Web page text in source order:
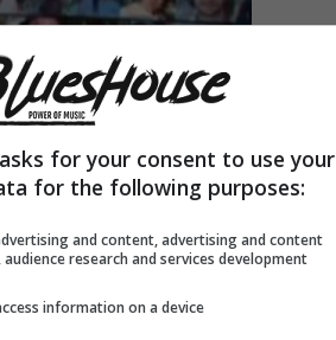
for your consent to use your
for the following purposes:
and content, advertising and content
research and services development
information on a device